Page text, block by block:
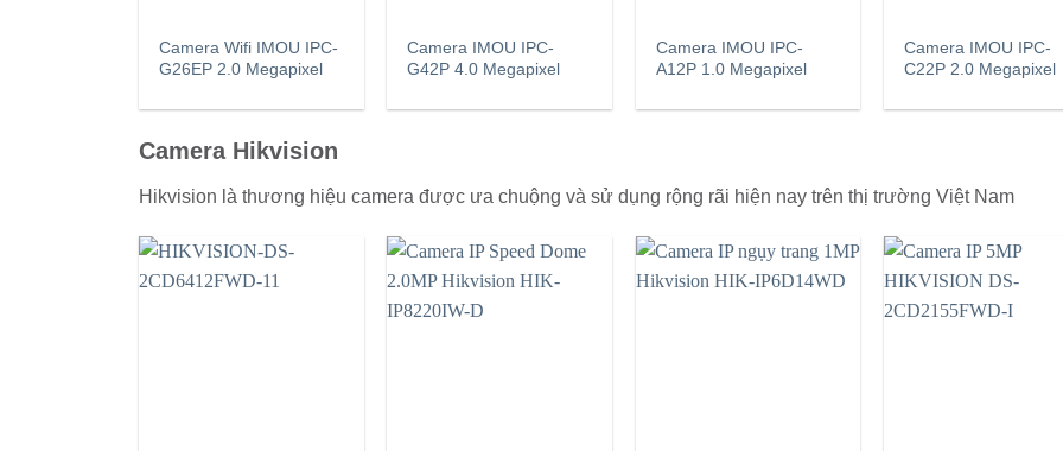
Camera Wifi IMOU IPC-
G26EP 2.0 Megapixel
Camera IMOU IPC-
G42P 4.0 Megapixel
Camera IMOU IPC-
A12P 1.0 Megapixel
Camera IMOU IPC-
C22P 2.0 Megapixel
Camera Hikvision
Hikvision là thương hiệu camera được ưa chuộng và sử dụng rộng rãi hiện nay trên thị trường Việt Nam